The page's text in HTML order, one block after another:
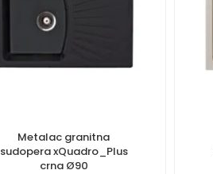
Metalac granitna
sudopera xQuadro_Plus
crna Ø90